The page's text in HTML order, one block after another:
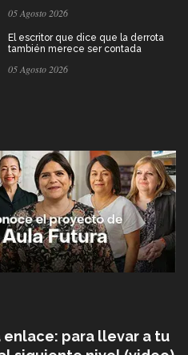
05 Agosto 2026
El escritor que dice que la derrota
también merece ser contada
05 Agosto 2026
enlace: para llevar a tu